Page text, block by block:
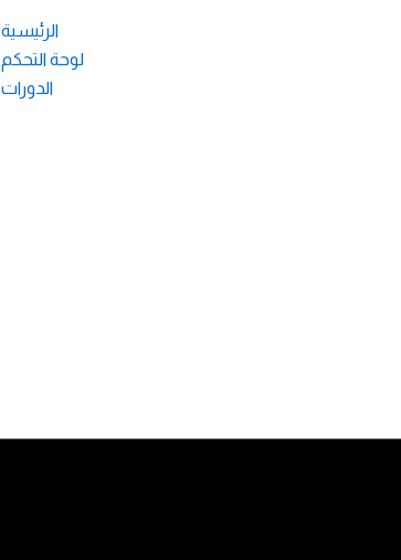
الرئيسية
لوحة التحكم
الدورات